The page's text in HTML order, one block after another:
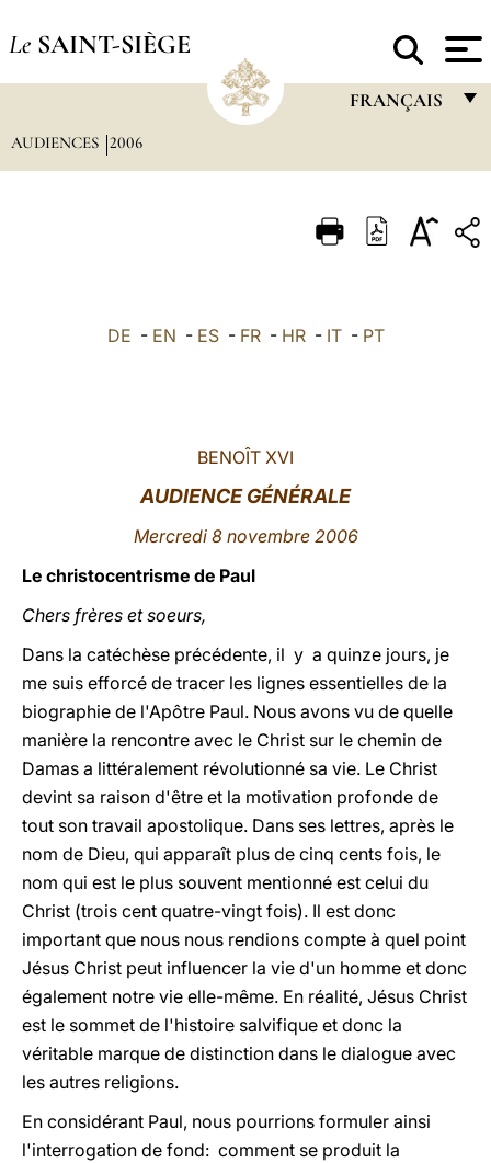
Le SAINT-SIÈGE
FRANÇAIS
ITALIANO
中文
LATINE
AUDIENCES 2006
DE - EN - ES- FR- HR- IT- PT
BENOÎT XVI
AUDIENCE GÉNÉRALE
Mercredi 8 novembre 2006
Le christocentrisme de Paul
Chers frères et soeurs,
Dans la catéchèse précédente, il y a quinze jours, je
me suis efforcé de tracer les lignes essentielles de la
biographie de l'Apôtre Paul. Nous avons vu de quelle
manière la rencontre avec le Christ sur le chemin de
Damas a littéralement révolutionné sa vie. Le Christ
devint sa raison d'être et la motivation profonde de
tout son travail apostolique. Dans ses lettres, après le
nom de Dieu, qui apparaît plus de cinq cents fois, le
nom qui est le plus souvent mentionné est celui du
Christ (trois cent quatre-vingt fois). Il est donc
important que nous nous rendions compte à quel point
Jésus Christ peut influencer la vie d'un homme et donc
également notre vie elle-même. En réalité, Jésus Christ
est le sommet de l'histoire salvifique et donc la
véritable marque de distinction dans le dialogue avec
les autres religions.
En considérant Paul, nous pourrions formuler ainsi
l'interrogation de fond: comment se produit la